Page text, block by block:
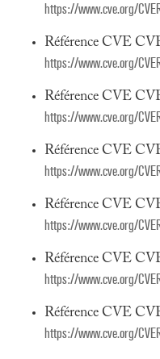
https://www.cve.org/
Référence CVE
https://www.cve.org/
Référence CVE
https://www.cve.org/
Référence CVE
https://www.cve.org/
Référence CVE
https://www.cve.org/
Référence CVE
https://www.cve.org/
Référence CVE
https://www.cve.org/